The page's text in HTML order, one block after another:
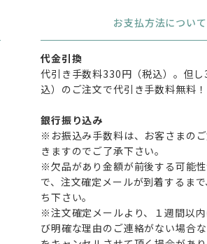
お支払方法について
代金引換
代引き手数料330円（税込）。但
込）のご注文で代引き手数料無料！
銀行振り込み
※お振込み手数料は、お客さまの
きますのでご了承下さい。
※欠品があり金額が前後する可能
で、注文確定メールが到着するま
ち下さい。
※注文確定メールより、１週間以
び明確な理由のご連絡がない場合